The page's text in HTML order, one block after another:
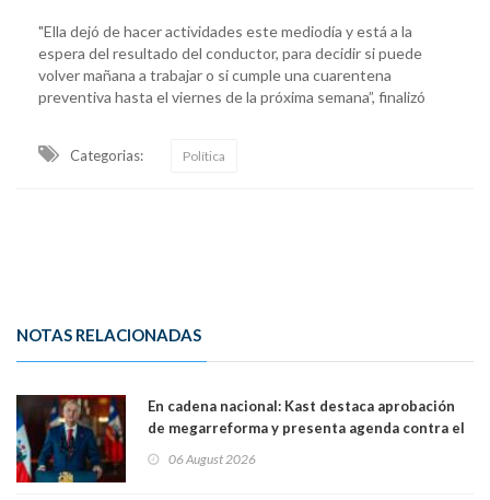
"Ella dejó de hacer actividades este mediodía y está a la
espera del resultado del conductor, para decidir si puede
volver mañana a trabajar o si cumple una cuarentena
preventiva hasta el viernes de la próxima semana”, finalizó
Categorias: Política
NOTAS RELACIONADAS
En cadena nacional: Kast destaca aprobación
de megarreforma y presenta agenda contra el
06 August 2026